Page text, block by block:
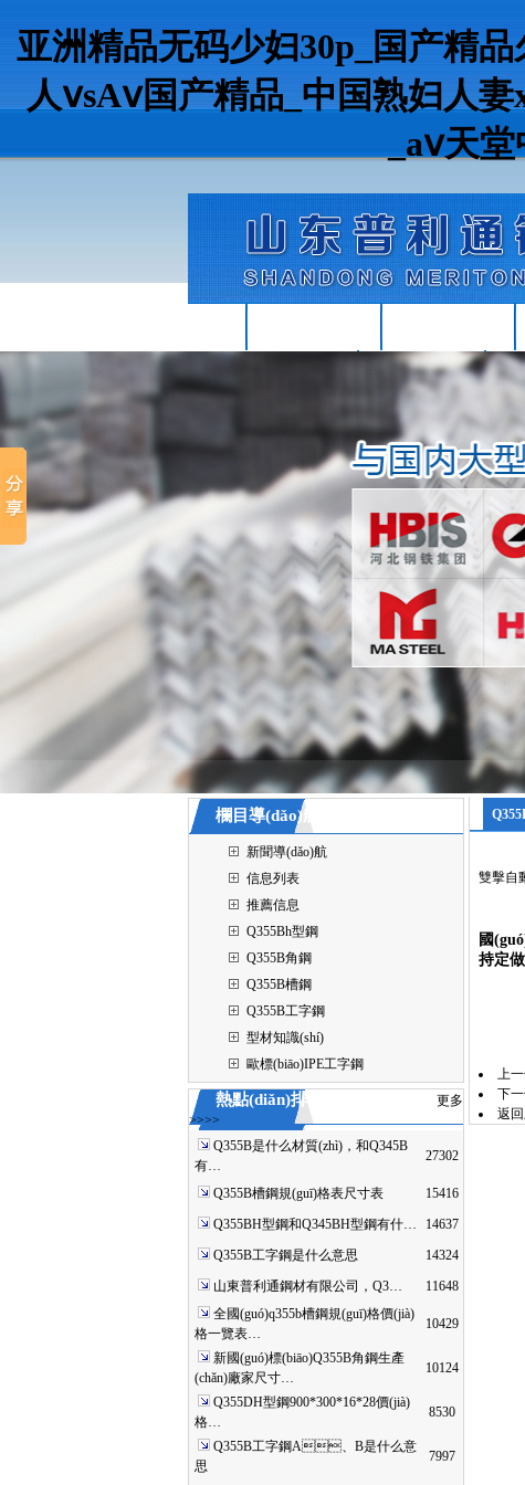
亚洲精品无码少妇30p_国产精
人ⅴsAⅴ国产精品_中国熟妇人
_аⅴ天
聯(lián)系我們
欄目導(dǎo)航
新聞導(dǎo)航
信息列表
推薦信息
Q355Bh型鋼
Q355B角鋼
Q355B槽鋼
Q355B工字鋼
型材知識(shí)
歐標(biāo)IPE工字鋼
熱點(diǎn)排行
更多
>>>>
Q355B是什么材質(zhì)，和Q345B
有…
27302
Q355B槽鋼規(guī)格表尺寸表
15416
Q355BH型鋼和Q345BH型鋼有什…
14637
Q355B工字鋼是什么意思
14324
山東普利通鋼材有限公司，Q3…
11648
全國(guó)q355b槽鋼規(guī)格價(jià)
格一覽表…
10429
新國(guó)標(biāo)Q355B角鋼生產
(chǎn)廠家尺寸…
10124
Q355DH型鋼900*300*16*28價(jià)
格…
8530
Q355B工字鋼A、B是什么意
思
7997
雙擊自
國
持定做
上一
下一
返